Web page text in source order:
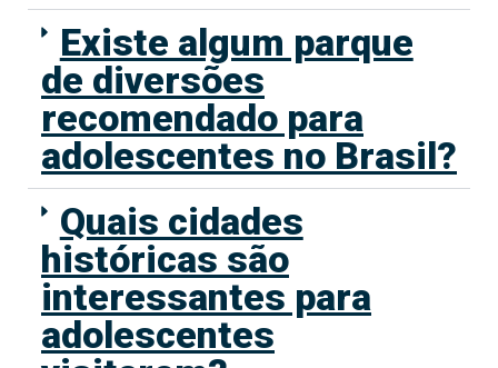
Existe algum parque
de diversões
recomendado para
adolescentes no Brasil?
Quais cidades
históricas são
interessantes para
adolescentes